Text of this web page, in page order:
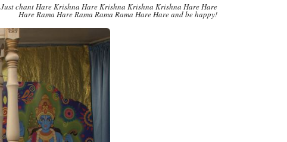
Just chant Hare Krishna Hare Krishna Krishna Krishna Hare Hare
Hare Rama Hare Rama Rama Rama Hare Hare and be happy!